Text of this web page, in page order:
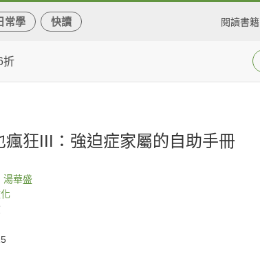
常學 快讀 閱讀書籍
折
瘋狂III：強迫症家屬的自助手冊
湯華盛